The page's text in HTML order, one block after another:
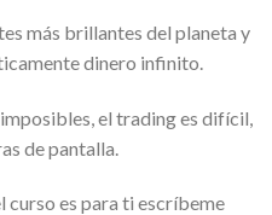
más brillantes del planeta y
dinero infinito.
el trading es difícil,
de pantalla.
curso es para ti escríbeme